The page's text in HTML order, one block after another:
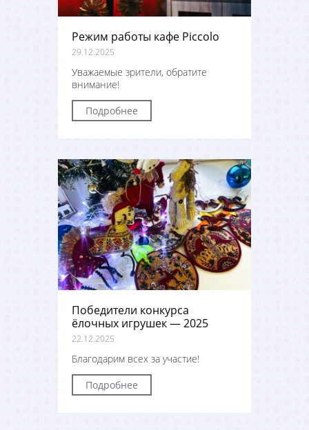
Режим работы кафе Piccolo
29.12.2025
Уважаемые зрители, обратите
внимание!
Подробнее
Победители конкурса
ёлочных игрушек — 2025
22.12.2025
Благодарим всех за участие!
Подробнее